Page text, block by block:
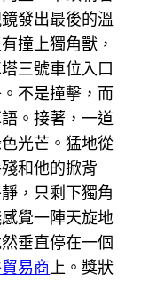
發出最後的溫
撞上獨角獸，
三號車位入口
不是撞擊，而
。接著，一道
光芒。猛地從
和他的掀背
，只剩下獨角
覺一陣天旋地
垂直停在一個
易商 上。獎狀